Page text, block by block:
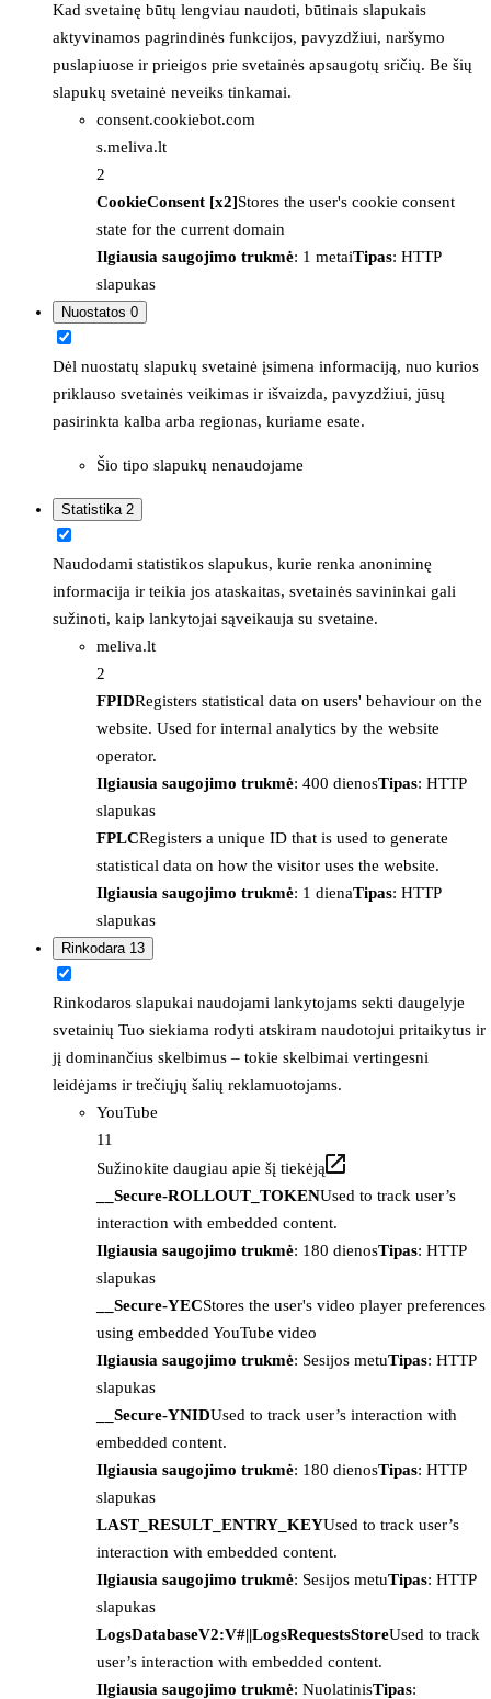
Kad svetainę būtų lengviau naudoti, būtinais slapukais
aktyvinamos pagrindinės funkcijos, pavyzdžiui, naršymo
puslapiuose ir prieigos prie svetainės apsaugotų sričių. Be šių
slapukų svetainė neveiks tinkamai.
consent.cookiebot.com
s.meliva.lt
2
CookieConsent [x2]Stores the user's cookie consent
state for the current domain
Ilgiausia saugojimo trukmė: 1 metaiTipas: HTTP
slapukas
Nuostatos 0
Dėl nuostatų slapukų svetainė įsimena informaciją, nuo kurios
priklauso svetainės veikimas ir išvaizda, pavyzdžiui, jūsų
pasirinkta kalba arba regionas, kuriame esate.
Šio tipo slapukų nenaudojame
Statistika 2
Naudodami statistikos slapukus, kurie renka anoniminę
informacija ir teikia jos ataskaitas, svetainės savininkai gali
sužinoti, kaip lankytojai sąveikauja su svetaine.
meliva.lt
2
FPIDRegisters statistical data on users' behaviour on the
website. Used for internal analytics by the website
operator.
Ilgiausia saugojimo trukmė: 400 dienosTipas: HTTP
slapukas
FPLCRegisters a unique ID that is used to generate
statistical data on how the visitor uses the website.
Ilgiausia saugojimo trukmė: 1 dienaTipas: HTTP
slapukas
Rinkodara 13
Rinkodaros slapukai naudojami lankytojams sekti daugelyje
svetainių Tuo siekiama rodyti atskiram naudotojui pritaikytus ir
jį dominančius skelbimus – tokie skelbimai vertingesni
leidėjams ir trečiųjų šalių reklamuotojams.
YouTube
11
Sužinokite daugiau apie šį tiekėją
__Secure-ROLLOUT_TOKENUsed to track user’s
interaction with embedded content.
Ilgiausia saugojimo trukmė: 180 dienosTipas: HTTP
slapukas
__Secure-YECStores the user's video player preferences
using embedded YouTube video
Ilgiausia saugojimo trukmė: Sesijos metuTipas: HTTP
slapukas
__Secure-YNIDUsed to track user’s interaction with
embedded content.
Ilgiausia saugojimo trukmė: 180 dienosTipas: HTTP
slapukas
LAST_RESULT_ENTRY_KEYUsed to track user’s
interaction with embedded content.
Ilgiausia saugojimo trukmė: Sesijos metuTipas: HTTP
slapukas
LogsDatabaseV2:V#||LogsRequestsStoreUsed to track
user’s interaction with embedded content.
Ilgiausia saugojimo trukmė: NuolatinisTipas: